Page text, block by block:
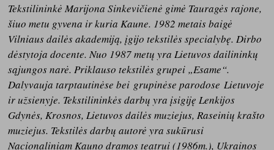
Tekstilininkė Marijona Sinkevičienė gimė Tauragės rajone,
šiuo metu gyvena ir kuria Kaune. 1982 metais baigė
Vilniaus dailės akademiją, įgijo tekstilės specialybę. Dirbo
dėstytoja docente. Nuo 1987 metų yra Lietuvos dailininkų
sąjungos narė. Priklauso tekstilės grupei „Esame“.
Dalyvauja tarptautinėse bei grupinėse parodose Lietuvoje
ir užsienyje. Tekstilininkės darbų yra įsigiję Lenkijos
Gdynės, Krosnos, Lietuvos dailės muziejus, Raseinių krašto
muziejus. Tekstilės darbų autorė yra sukūrusi
Nacionaliniam Kauno dramos teatrui (1986m.), Ukrainos